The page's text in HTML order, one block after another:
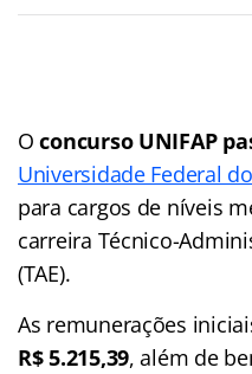
Oconcurso UNIFAP
Universidade Federal
para cargos de níveis
carreira Técnico-
(TAE).
As remunerações
R$ 5.215,39, além de